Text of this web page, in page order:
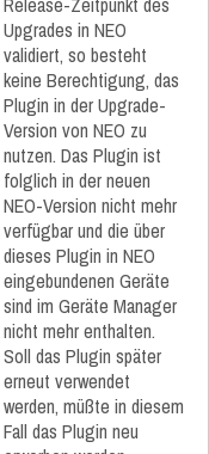
Upgrades in NEO
validiert, so besteht
keine Berechtigung, das
Plugin in der Upgrade-
Version von NEO zu
nutzen. Das Plugin ist
folglich in der neuen
NEO-Version nicht mehr
verfügbar und die über
dieses Plugin in NEO
eingebundenen Geräte
sind im Geräte Manager
nicht mehr enthalten.
Soll das Plugin später
erneut verwendet
werden, müßte in diesem
Fall das Plugin neu